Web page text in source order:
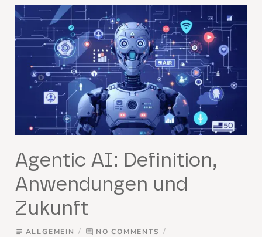
Agentic AI: Definition,
Anwendungen und
Zukunft
subject ALLGEMEIN comment NO COMMENTS